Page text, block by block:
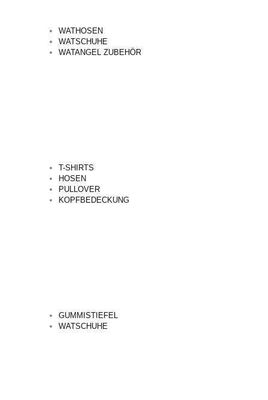
WATHOSEN
WATSCHUHE
WATANGEL ZUBEHÖR
T-SHIRTS
HOSEN
PULLOVER
KOPFBEDECKUNG
GUMMISTIEFEL
WATSCHUHE